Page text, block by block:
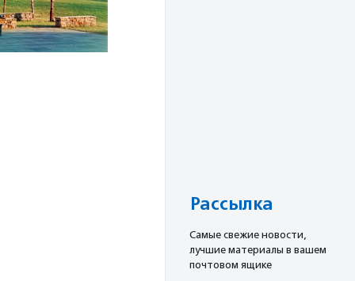
Рассылка
Cамые свежие новости,
лучшие материалы в вашем
почтовом ящике